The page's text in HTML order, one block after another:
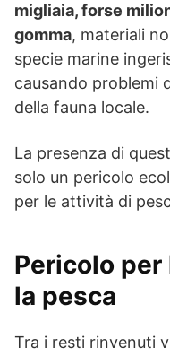
migliaia, forse
gomma, materiali
specie marine
causando problemi
della fauna locale.
La presenza di
solo un pericolo
per le attività di
Pericolo
la pesca
Tra i resti rinvenuti